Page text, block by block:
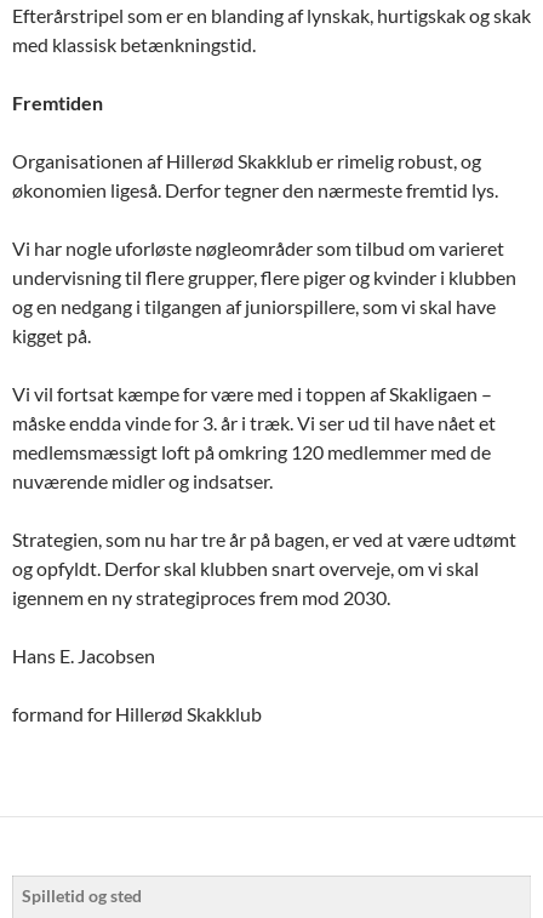
Efterårstripel som er en blanding af lynskak, hurtigskak og skak
med klassisk betænkningstid.
Fremtiden
Organisationen af Hillerød Skakklub er rimelig robust, og
økonomien ligeså. Derfor tegner den nærmeste fremtid lys.
Vi har nogle uforløste nøgleområder som tilbud om varieret
undervisning til flere grupper, flere piger og kvinder i klubben
og en nedgang i tilgangen af juniorspillere, som vi skal have
kigget på.
Vi vil fortsat kæmpe for være med i toppen af Skakligaen –
måske endda vinde for 3. år i træk. Vi ser ud til have nået et
medlemsmæssigt loft på omkring 120 medlemmer med de
nuværende midler og indsatser.
Strategien, som nu har tre år på bagen, er ved at være udtømt
og opfyldt. Derfor skal klubben snart overveje, om vi skal
igennem en ny strategiproces frem mod 2030.
Hans E. Jacobsen
formand for Hillerød Skakklub
Spilletid og sted